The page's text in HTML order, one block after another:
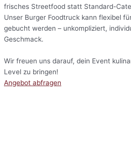
frisches Streetfood statt Standard-
Unser Burger Foodtruck kann flexibel
gebucht werden – unkompliziert,
Geschmack.
Wir freuen uns darauf, dein Event
Level zu bringen!
Angebot abfragen